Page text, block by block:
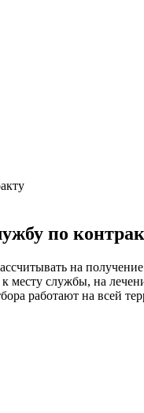
по
на
месту службы, на
работают на всей